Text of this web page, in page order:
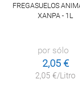
FREGASUELOS
XANPA - 1L
por sólo
2,05 €
2,05 €/Litro